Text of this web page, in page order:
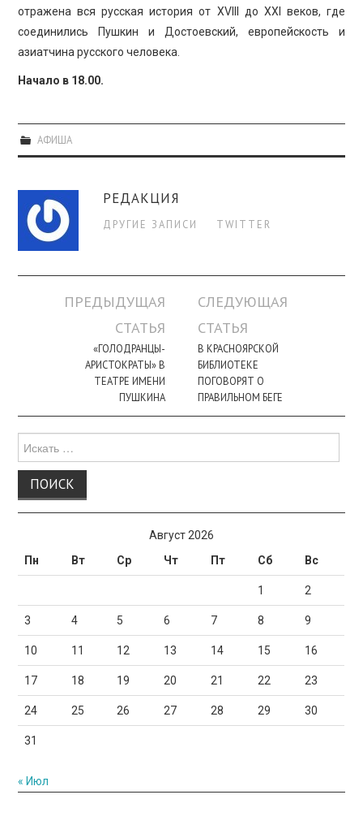
отражена вся русская история от XVIII до XXI веков, где
соединились Пушкин и Достоевский, европейскость и
азиатчина русского человека.
Начало в 18.00.
АФИША
РЕДАКЦИЯ
ДРУГИЕ ЗАПИСИ TWITTER
Навигация
ПРЕДЫДУЩАЯ
СТАТЬЯ
«ГОЛОДРАНЦЫ-
АРИСТОКРАТЫ» В
ТЕАТРЕ ИМЕНИ
ПУШКИНА
СЛЕДУЮЩАЯ
СТАТЬЯ
В КРАСНОЯРСКОЙ
БИБЛИОТЕКЕ
ПОГОВОРЯТ О
ПРАВИЛЬНОМ БЕГЕ
для:
Август 2026
Пн
Вт Ср Чт Пт Сб Вс
1 2
3 4 5 6 7 8 9
10 11 12 13 14 15 16
17 18 19 20 21 22 23
24 25 26 27 28 29 30
31
« Июл